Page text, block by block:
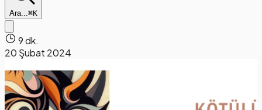
Ara...⌘K
9 dk.
20 Şubat 2024